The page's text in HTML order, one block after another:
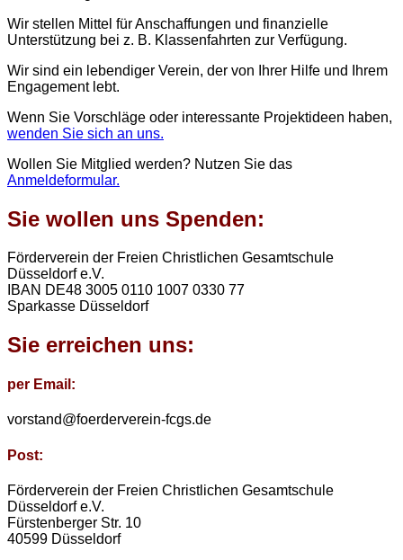
Wir stellen Mittel für Anschaffungen und finanzielle
Unterstützung bei z. B. Klassenfahrten zur Verfügung.
Wir sind ein lebendiger Verein, der von Ihrer Hilfe und Ihrem
Engagement lebt.
Wenn Sie Vorschläge oder interessante Projektideen haben,
wenden Sie sich an uns.
Wollen Sie Mitglied werden? Nutzen Sie das
Anmeldeformular.
Sie wollen uns Spenden:
Förderverein der Freien Christlichen Gesamtschule
Düsseldorf e.V.
IBAN DE48 3005 0110 1007 0330 77
Sparkasse Düsseldorf
Sie erreichen uns:
per Email:
vorstand@foerderverein-fcgs.de
Post:
Förderverein der Freien Christlichen Gesamtschule
Düsseldorf e.V.
Fürstenberger Str. 10
40599 Düsseldorf